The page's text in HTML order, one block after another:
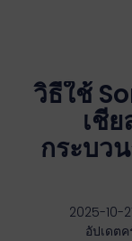
วิธีใช้
เชี
กระบว
2025-10-
อัปเดต